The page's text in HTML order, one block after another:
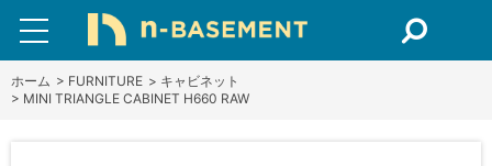
ホーム > FURNITURE > キャビネット
> MINI TRIANGLE CABINET H660 RAW